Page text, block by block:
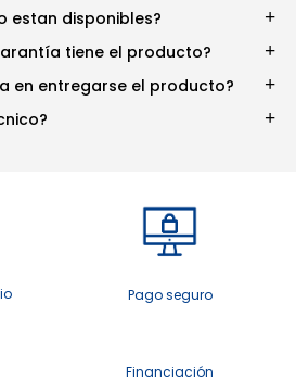
estan disponibles?
tiene el producto?
en entregarse el producto?
Pago seguro
Financiación